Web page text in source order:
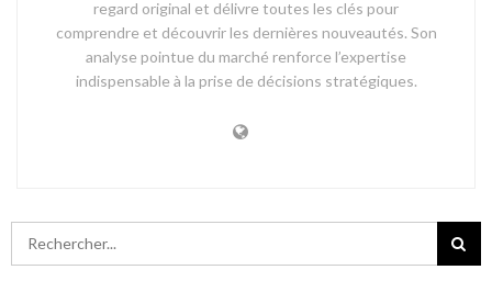
regard original et délivre toutes les clés pour
comprendre et découvrir les dernières nouveautés. Son
analyse pointue du marché renforce l’expertise
indispensable à la prise de décisions stratégiques.